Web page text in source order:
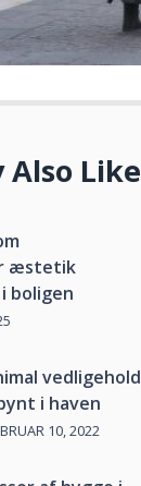
Also Like
æstetik
boligen
vedligehold
i haven
10, 2022